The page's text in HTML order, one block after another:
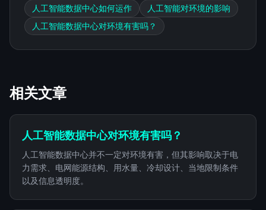
人工智能数据中心如何运作
人工智能对环境的影响
人工智能数据中心对环境有害吗？
相关文章
人工智能数据中心对环境有害吗？
人工智能数据中心并不一定对环境有害，但其影响取决于电
力需求、电网能源结构、用水量、冷却设计、当地限制条件
以及信息透明度。